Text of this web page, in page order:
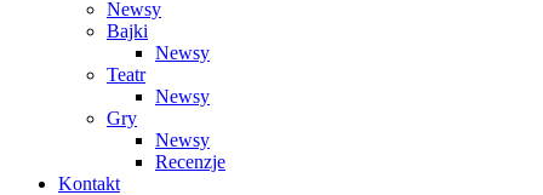
Newsy
Bajki
Newsy
Teatr
Newsy
Gry
Newsy
Recenzje
Kontakt